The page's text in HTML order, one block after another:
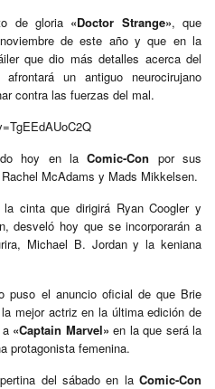
de gloria «Doctor Strange», que
de este año y que en la
que dio más detalles acerca del
un antiguo neurocirujano
contra las fuerzas del mal.
hoy en laComic-Con por sus
McAdams y Mads Mikkelsen.
la cinta que dirigirá Ryan Coogler y
desveló hoy que se incorporarán a
Michael B. Jordan y la keniana
puso el anuncio oficial de que Brie
mejor actriz en la última edición de
«Captain Marvel» en la que será la
protagonista femenina.
del sábado en la Comic-Con